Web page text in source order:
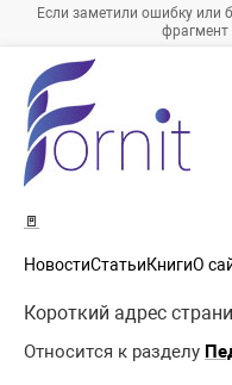
Если заметили ошибку или
фрагмент
🚪
НовостиСтатьиКнигиО
Короткий адрес
Относится к разделу